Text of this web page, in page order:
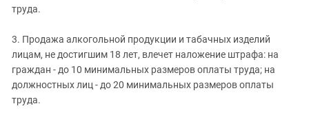
труда.
3. Продажа алкогольной продукции и табачных изделий
лицам, не достигшим 18 лет, влечет наложение штрафа: на
граждан - до 10 минимальных размеров оплаты труда; на
должностных лиц - до 20 минимальных размеров оплаты
труда.